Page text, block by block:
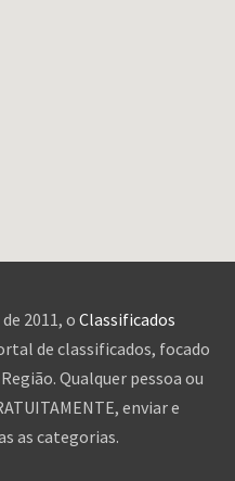
2011, o Classificados
de classificados, focado
Qualquer pessoa ou
enviar e
as categorias.